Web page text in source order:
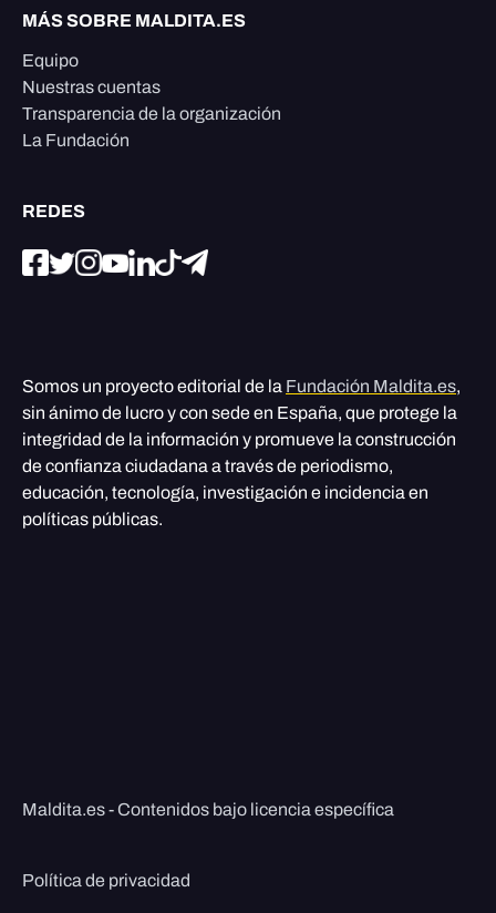
MÁS SOBRE MALDITA.ES
Equipo
Nuestras cuentas
Transparencia de la organización
La Fundación
REDES
Somos un proyecto editorial de la Fundación Maldita.es,
sin ánimo de lucro y con sede en España, que protege la
integridad de la información y promueve la construcción
de confianza ciudadana a través de periodismo,
educación, tecnología, investigación e incidencia en
políticas públicas.
Maldita.es - Contenidos bajo licencia específica
Política de privacidad